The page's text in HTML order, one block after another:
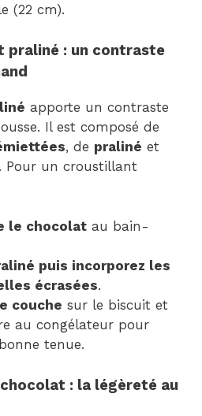
(22 cm).
praliné : un contraste
apporte un contraste
Il est composé de
, de praliné et
. Pour un croustillant
le chocolat au bain-
puis incorporez les
écrasées.
couche sur le biscuit et
au congélateur pour
tenue.
: la légèreté au